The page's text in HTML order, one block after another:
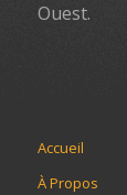
Ouest.
Accueil
À Propos